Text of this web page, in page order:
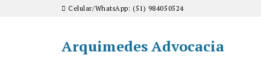
Celular/WhatsApp: (51) 984050524
Arquimedes Advocacia